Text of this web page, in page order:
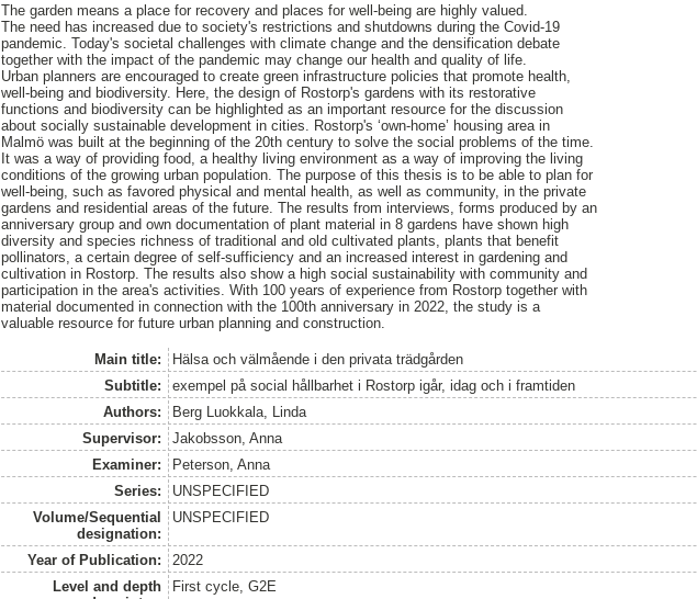
The garden means a place for recovery and places for well-being are highly valued.
The need has increased due to society's restrictions and shutdowns during the Covid-19
pandemic. Today's societal challenges with climate change and the densification debate
together with the impact of the pandemic may change our health and quality of life.
Urban planners are encouraged to create green infrastructure policies that promote health,
well-being and biodiversity. Here, the design of Rostorp's gardens with its restorative
functions and biodiversity can be highlighted as an important resource for the discussion
about socially sustainable development in cities. Rostorp's ‘own-home’ housing area in
Malmö was built at the beginning of the 20th century to solve the social problems of the time.
It was a way of providing food, a healthy living environment as a way of improving the living
conditions of the growing urban population. The purpose of this thesis is to be able to plan for
well-being, such as favored physical and mental health, as well as community, in the private
gardens and residential areas of the future. The results from interviews, forms produced by an
anniversary group and own documentation of plant material in 8 gardens have shown high
diversity and species richness of traditional and old cultivated plants, plants that benefit
pollinators, a certain degree of self-sufficiency and an increased interest in gardening and
cultivation in Rostorp. The results also show a high social sustainability with community and
participation in the area's activities. With 100 years of experience from Rostorp together with
material documented in connection with the 100th anniversary in 2022, the study is a
valuable resource for future urban planning and construction.
Main title:
Hälsa och välmående i den privata trädgården
Subtitle:
exempel på social hållbarhet i Rostorp igår, idag och i framtiden
Authors:
Berg Luokkala, Linda
Supervisor:
Jakobsson, Anna
Examiner:
Peterson, Anna
Series:
UNSPECIFIED
Volume/Sequential
designation:
UNSPECIFIED
Year of Publication:
2022
Level and depth
First cycle, G2E